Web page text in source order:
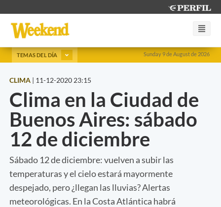
Sunday 9 de August de 2026
TEMAS DEL DÍA
CLIMA | 11-12-2020 23:15
Clima en la Ciudad de
Buenos Aires: sábado
12 de diciembre
Sábado 12 de diciembre: vuelven a subir las
temperaturas y el cielo estará mayormente
despejado, pero ¿llegan las lluvias? Alertas
meteorológicas. En la Costa Atlántica habrá